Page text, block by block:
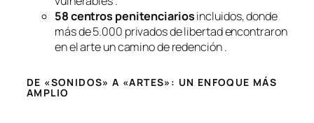
58 centros penitenciariosincluidos, donde
más de 5.000 privados de libertad encontraron
en el arte un camino de redención .
DE «SONIDOS» A «ARTES»: UN ENFOQUE MÁS
AMPLIO